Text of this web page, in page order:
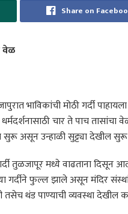
Share on
वेळ
भाविकांची मोठी गर्दी
चार ते पाच तासांचा
सुरू असून उन्हाळी सुट्ट्या देखील
तुळजापूर मध्ये वाढताना
गर्दीने फुल्ल झाले असून मंदिर
तसेच थंड पाण्याची व्यवस्था